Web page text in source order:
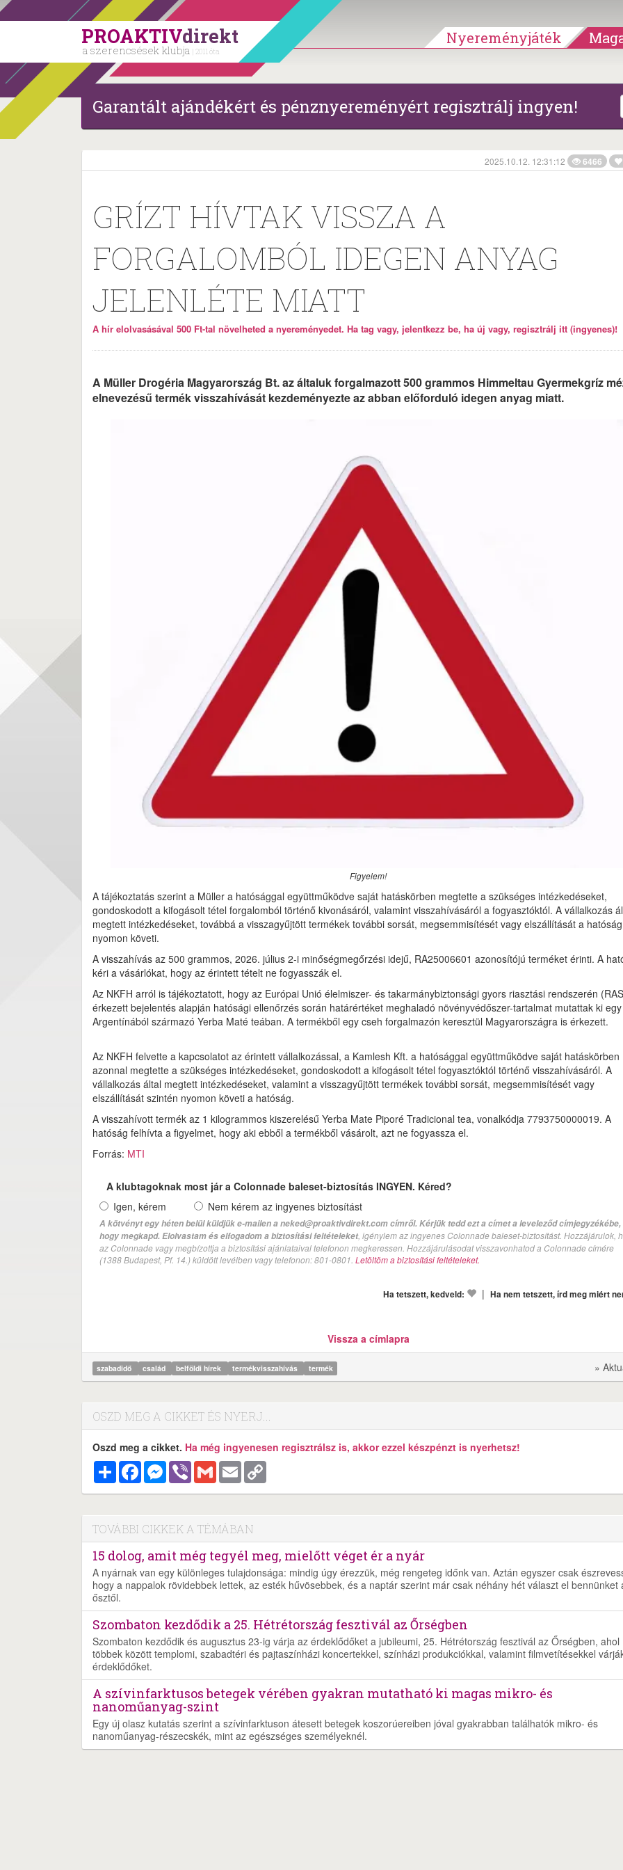
PROAKTIVdirekt
a szerencsések klubja | 2011 óta
Nyereményjáték
Garantált ajándékért és pénznyereményért regisztrálj ingyen!
2025.10.12. 12:31:12 6466
GRÍZT HÍVTAK VISSZA A
FORGALOMBÓL IDEGEN ANYAG
JELENLÉTE MIATT
A hír elolvasásával 500 Ft-tal növelheted a nyereményedet. Ha tag vagy, jelentkezz be, ha új vagy, regisztrálj itt (ingyenes)!
A Müller Drogéria Magyarország Bt. az általuk forgalmazott 500 grammos Himmeltau Gyermekgríz
elnevezésű termék visszahívását kezdeményezte az abban előforduló idegen anyag miatt.
Figyelem!
A tájékoztatás szerint a Müller a hatósággal együttműködve saját hatáskörben megtette a szükséges intézkedéseket,
gondoskodott a kifogásolt tétel forgalomból történő kivonásáról, valamint visszahívásáról a fogyasztóktól. A vállalkozás
megtett intézkedéseket, továbbá a visszagyűjtött termékek további sorsát, megsemmisítését vagy elszállítását a hatóság
nyomon követi.
A visszahívás az 500 grammos, 2026. július 2-i minőségmegőrzési idejű, RA25006601 azonosítójú terméket érinti. A
kéri a vásárlókat, hogy az érintett tételt ne fogyasszák el.
Az NKFH arról is tájékoztatott, hogy az Európai Unió élelmiszer- és takarmánybiztonsági gyors riasztási rendszerén
érkezett bejelentés alapján hatósági ellenőrzés során határértéket meghaladó növényvédőszer-tartalmat mutattak ki egy
Argentínából származó Yerba Maté teában. A termékből egy cseh forgalmazón keresztül Magyarországra is érkezett.
Az NKFH felvette a kapcsolatot az érintett vállalkozással, a Kamlesh Kft. a hatósággal együttműködve saját hatáskörben
azonnal megtette a szükséges intézkedéseket, gondoskodott a kifogásolt tétel fogyasztóktól történő visszahívásáról. A
vállalkozás által megtett intézkedéseket, valamint a visszagyűjtött termékek további sorsát, megsemmisítését vagy
elszállítását szintén nyomon követi a hatóság.
A visszahívott termék az 1 kilogrammos kiszerelésű Yerba Mate Piporé Tradicional tea, vonalkódja 7793750000019. A
hatóság felhívta a figyelmet, hogy aki ebből a termékből vásárolt, azt ne fogyassza el.
Forrás: MTI
A klubtagoknak most jár a Colonnade baleset-biztosítás INGYEN. Kéred?
Igen, kérem
Nem kérem az ingyenes biztosítást
A kötvényt egy héten belül küldjük e-mailen a neked@proaktivdirekt.com címről. Kérjük tedd ezt a címet a leveleződ címjegyzékébe,
hogy megkapd. Elolvastam és elfogadom a biztosítási feltételeket, igénylem az ingyenes Colonnade baleset-biztosítást. Hozzájárulok,
az Colonnade vagy megbízottja a biztosítási ajánlataival telefonon megkeressen. Hozzájárulásodat visszavonhatod a Colonnade címére
(1388 Budapest, Pf. 14.) küldött levélben vagy telefonon: 801-0801. Letöltöm a biztosítási feltételeket.
Ha tetszett, kedveld: | Ha nem tetszett, írd meg miért
Vissza a címlapra
szabadidő család belföldi hírek termékvisszahívás termék »
OSZD MEG A CIKKET ÉS NYERJ...
Oszd meg a cikket. Ha még ingyenesen regisztrálsz is, akkor ezzel készpénzt is nyerhetsz!
MegosztásFacebookMessenger
Viber Gmail Email
TOVÁBBI CIKKEK A TÉMÁBAN
15 dolog, amit még tegyél meg, mielőtt véget ér a nyár
A nyárnak van egy különleges tulajdonsága: mindig úgy érezzük, még rengeteg időnk van. Aztán egyszer csak
hogy a nappalok rövidebbek lettek, az esték hűvösebbek, és a naptár szerint már csak néhány hét választ el bennünket
ősztől.
Szombaton kezdődik a 25. Hétrétország fesztivál az Őrségben
Szombaton kezdődik és augusztus 23-ig várja az érdeklődőket a jubileumi, 25. Hétrétország fesztivál az Őrségben, ahol
többek között templomi, szabadtéri és pajtaszínházi koncertekkel, színházi produkciókkal, valamint filmvetítésekkel
érdeklődőket.
A szívinfarktusos betegek vérében gyakran mutatható ki magas mikro- és
nanoműanyag-szint
Egy új olasz kutatás szerint a szívinfarktuson átesett betegek koszorúereiben jóval gyakrabban találhatók mikro- és
nanoműanyag-részecskék, mint az egészséges személyeknél.